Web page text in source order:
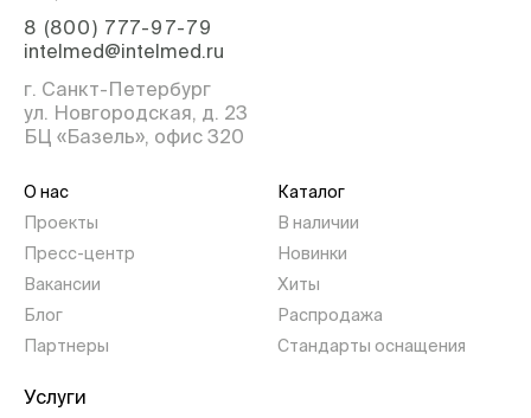
8 (800) 777-97-79
intelmed@intelmed.ru
г. Санкт-Петербург
ул. Новгородская, д. 23
БЦ «Базель», офис 320
О нас
Проекты
Пресс-центр
Вакансии
Блог
Партнеры
Каталог
В наличии
Новинки
Хиты
Распродажа
Стандарты оснащения
Услуги